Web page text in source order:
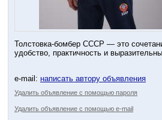
Толстовка-бомбер СССР — это
удобство, практичность и
e-mail: написать автору объявления
Удалить объявление с помощью пароля
Удалить объявление с помощью e-mail